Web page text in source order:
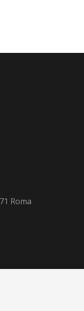
Roma